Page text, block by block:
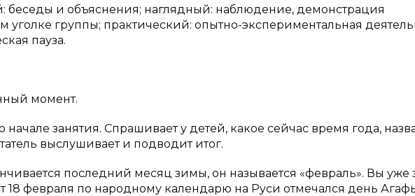
беседы и объяснения; наглядный: наблюдение, демонстрация
группы; практический: опытно-экспериментальная
пауза.
момент.
начале занятия. Спрашивает у детей, какое сейчас время года,
выслушивает и подводит итог.
последний месяц зимы, он называется «февраль». Вы уже
18 февраля по народному календарю на Руси отмечался день